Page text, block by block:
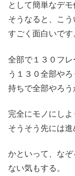
として簡単なデ
そうなると、こ
すごく面白いです
全部で１３０フ
う１３０全部や
持ちで全部やろう
完全にモノにし
そうそう先には進
かといって、な
ない気もする。